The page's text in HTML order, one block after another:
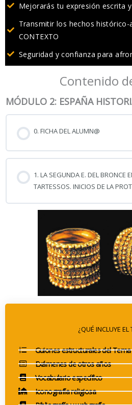
Mejorarás tu expresión escrita
Transmitir los hechos histórico-
CONTEXTO
Seguridad y confianza para
Contenido
MÓDULO 2: ESPAÑA
0. FICHA DEL ALUMN@
1. LA SEGUNDA E. DEL BRONCE
TARTESSOS. INICIOS DE LA
¿QUÉ INCLUYE EL
Guiones estructurales del Tema
Exámenes de otros años
Vocabulario específico
Iconografía religiosa